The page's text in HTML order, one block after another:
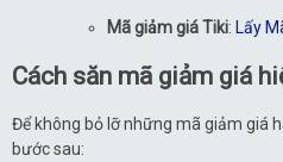
Mã giảm giá Tiki: Lấy
Cách săn mã giảm giá
Để không bỏ lỡ những mã giảm giá
bước sau: